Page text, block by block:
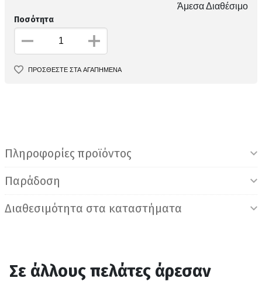
Άμεσα Διαθέσιμο
Ποσότητα
ΠΡΟΣΘΕΣΤΕ ΣΤΑ ΑΓΑΠΗΜΕΝΑ
Πληροφορίες προϊόντος
Παράδοση
Διαθεσιμότητα στα καταστήματα
Σε άλλους πελάτες άρεσαν